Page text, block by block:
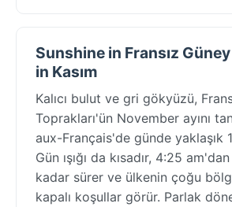
Sunshine in Fransız
in Kasım
Kalıcı bulut ve gri gökyüzü,
Toprakları'ün November ayını
aux-Français'de günde yaklaşık
Gün ışığı da kısadır, 4:25
kadar sürer ve ülkenin çoğu
kapalı koşullar görür. Parlak